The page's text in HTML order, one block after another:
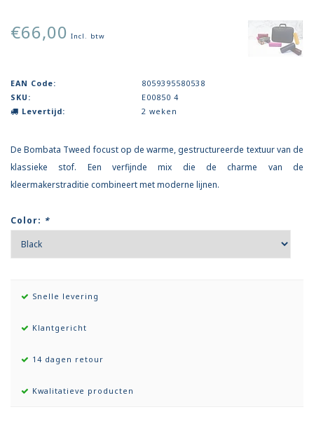
€66,00 Incl. btw
EAN Code:
8059395580538
SKU:
E00850 4
Levertijd:
2 weken
De Bombata Tweed focust op de warme, gestructureerde textuur van de
klassieke stof. Een verfijnde mix die de charme van de
kleermakerstraditie combineert met moderne lijnen.
Color: *
Snelle levering
Klantgericht
14 dagen retour
Kwalitatieve producten